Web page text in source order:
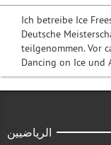
Ich betreibe Ice
Deutsche
teilgenommen. Vor
Dancing on Ice und
الرياضيين